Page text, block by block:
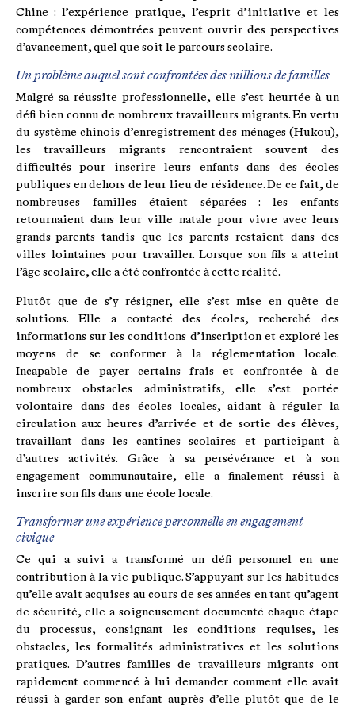
Chine : l’expérience pratique, l’esprit d’initiative et les
compétences démontrées peuvent ouvrir des perspectives
d’avancement, quel que soit le parcours scolaire.
Un problème auquel sont confrontées des millions de familles
Malgré sa réussite professionnelle, elle s’est heurtée à un
défi bien connu de nombreux travailleurs migrants. En vertu
du système chinois d’enregistrement des ménages (Hukou),
les travailleurs migrants rencontraient souvent des
difficultés pour inscrire leurs enfants dans des écoles
publiques en dehors de leur lieu de résidence. De ce fait, de
nombreuses familles étaient séparées : les enfants
retournaient dans leur ville natale pour vivre avec leurs
grands-parents tandis que les parents restaient dans des
villes lointaines pour travailler. Lorsque son fils a atteint
l’âge scolaire, elle a été confrontée à cette réalité.
Plutôt que de s’y résigner, elle s’est mise en quête de
solutions. Elle a contacté des écoles, recherché des
informations sur les conditions d’inscription et exploré les
moyens de se conformer à la réglementation locale.
Incapable de payer certains frais et confrontée à de
nombreux obstacles administratifs, elle s’est portée
volontaire dans des écoles locales, aidant à réguler la
circulation aux heures d’arrivée et de sortie des élèves,
travaillant dans les cantines scolaires et participant à
d’autres activités. Grâce à sa persévérance et à son
engagement communautaire, elle a finalement réussi à
inscrire son fils dans une école locale.
Transformer une expérience personnelle en engagement
civique
Ce qui a suivi a transformé un défi personnel en une
contribution à la vie publique. S’appuyant sur les habitudes
qu’elle avait acquises au cours de ses années en tant qu’agent
de sécurité, elle a soigneusement documenté chaque étape
du processus, consignant les conditions requises, les
obstacles, les formalités administratives et les solutions
pratiques. D’autres familles de travailleurs migrants ont
rapidement commencé à lui demander comment elle avait
réussi à garder son enfant auprès d’elle plutôt que de le